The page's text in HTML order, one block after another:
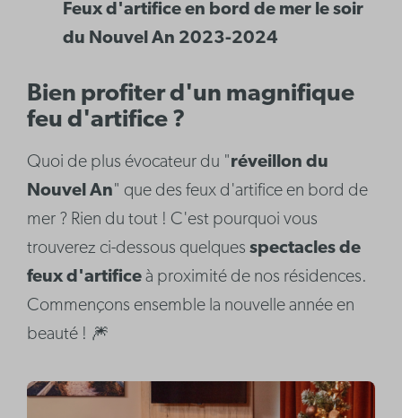
Feux d'artifice en bord de mer le soir
du Nouvel An 2023-2024
Bien profiter d'un magnifique
feu d'artifice ?
Quoi de plus évocateur du "réveillon du
Nouvel An" que des feux d'artifice en bord de
mer ? Rien du tout ! C'est pourquoi vous
trouverez ci-dessous quelquesspectacles de
feux d'artificeà proximité de nos résidences.
Commençons ensemble la nouvelle année en
beauté ! 🎆